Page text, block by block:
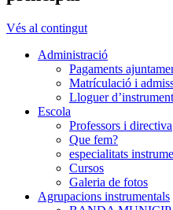
Vés al contingut
Administració
Pagaments
Matrículació i
Lloguer
Escola
Professors i directiva
Que fem?
especialitats
Cursos
Galeria de fotos
Agrupacions instrumentals